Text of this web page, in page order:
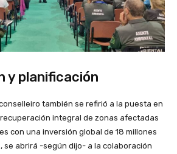
y planificación
también se refirió a la puesta en
integral de zonas afectadas
con una inversión global de 18 millones
se abrirá -según dijo- a la colaboración